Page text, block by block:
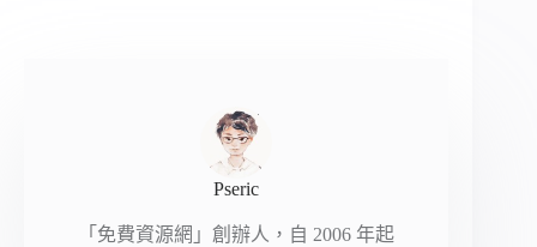
Pseric
「免費資源網」創辦人，自 2006 年起